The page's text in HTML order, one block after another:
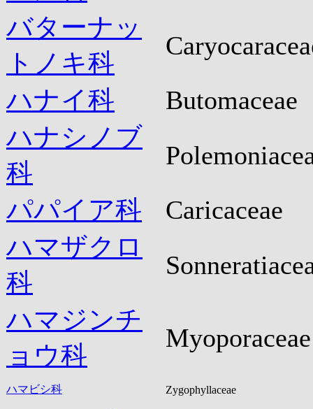
バターナッ
トノキ科
ハナイ科
Butomaceae
ハナシノブ
科
パパイア科
Caricaceae
ハマザクロ
科
ハマジンチ
ョウ科
Myoporaceae
ハマビシ科 Zygophyllaceae